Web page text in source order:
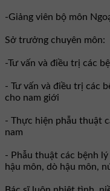
-Giảng viên bộ môn
Sở trưởng chuyên môn:
-Tư vấn và điều trị các
- Tư vấn và điều trị các
cho nam giới
- Thực hiện phẫu thuật
nam
- Phẫu thuật các bệnh
hậu môn, dò hậu môn,